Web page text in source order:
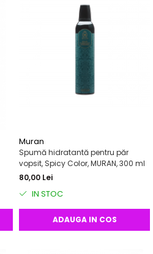
Muran
Spumă hidratantă pentru păr
vopsit, Spicy Color, MURAN, 300 ml
80,00 Lei
IN STOC
ADAUGA IN COS